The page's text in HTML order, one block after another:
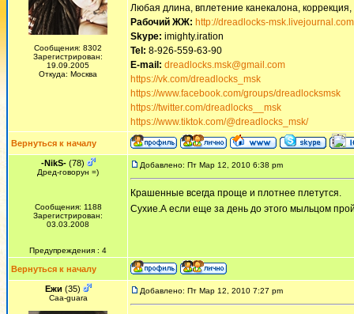
Сообщения: 8302
Зарегистрирован:
19.09.2005
Откуда: Москва
Любая длина, вплетение канекалона,
Рабочий ЖЖ: http://dreadlocks-
Skype: imighty.iration
Tel: 8-926-559-63-90
E-mail: dreadlocks.msk@gmail.com
https://vk.com/dreadlocks_msk
https://www.facebook.com/groups/dreadlocksmsk
https://twitter.com/dreadlocks__msk
https://www.tiktok.com/@dreadlocks_msk/
Вернуться к началу
-NikS-(78)
Дред-говорун =)
Сообщения: 1188
Зарегистрирован:
03.03.2008
Предупреждения : 4
Добавлено: Пт Мар 12, 2010 6:38 pm
Крашенные всегда проще и плотнее плетутся.
Сухие.А если еще за день до этого мыльцом
Вернуться к началу
Ежи (35)
Сaa-guara
Добавлено: Пт Мар 12, 2010 7:27 pm